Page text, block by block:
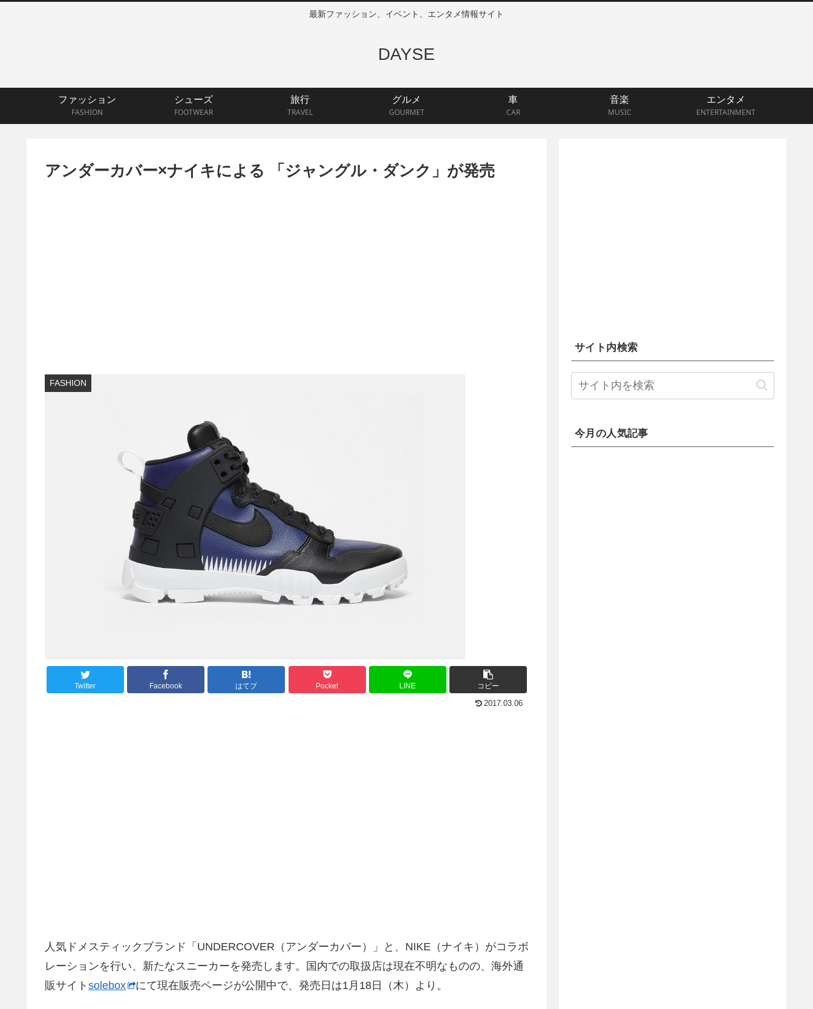
最新ファッション、イベント、エンタメ情報サイト
DAYSE
ファッション
FASHION
シューズ
FOOTWEAR
旅行
TRAVEL
グルメ
GOURMET
車
CAR
音楽
MUSIC
エンタメ
ENTERTAINMENT
アンダーカバー×ナイキによる 「ジャングル・ダンク」が発売
FASHION
Twitter Facebook はてブ Pocket LINE コピー
2017.03.06
人気ドメスティックブランド「UNDERCOVER（アンダーカバー）」と、NIKE（ナイキ）がコラボ
レーションを行い、新たなスニーカーを発売します。国内での取扱店は現在不明なものの、海外通
販サイト solebox にて現在販売ページが公開中で、発売日は1月18日（木）より。
サイト内検索
今月の人気記事